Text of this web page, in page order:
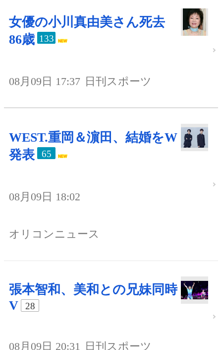
女優の小川真由美さん死去
86歳 133
08月09日 17:37 日刊スポーツ
WEST.重岡＆濵田、結婚をW
発表
65
08月09日 18:02
オリコンニュース
張本智和、美和との兄妹同時
V
28
08月09日 20:31 日刊スポーツ